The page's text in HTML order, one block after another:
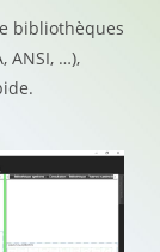
bibliothèques
ANSI, …),